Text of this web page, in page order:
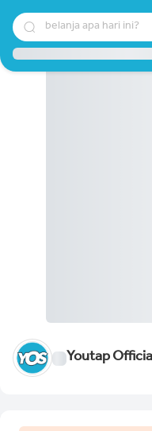
belanja apa hari ini?
Youtap